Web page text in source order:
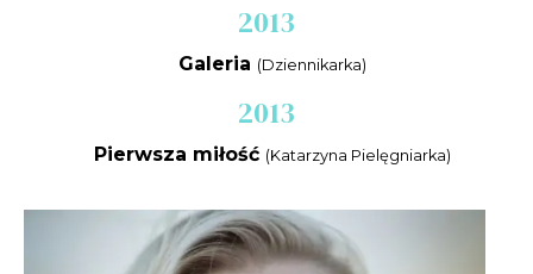
2013
Galeria (Dziennikarka)
2013
Pierwsza miłość (Katarzyna Pielęgniarka)